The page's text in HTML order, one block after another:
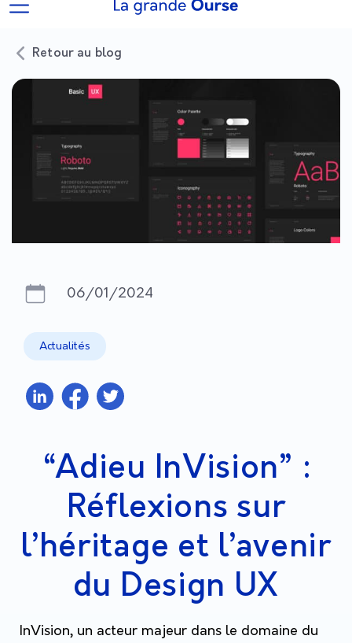
Retour au blog
06/01/2024
Actualités
“Adieu InVision” :
Réflexions sur
l’héritage et l’avenir
du Design UX
InVision, un acteur majeur dans le domaine du